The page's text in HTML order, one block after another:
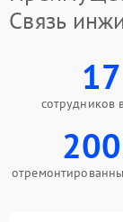
Связь
17
сотрудников